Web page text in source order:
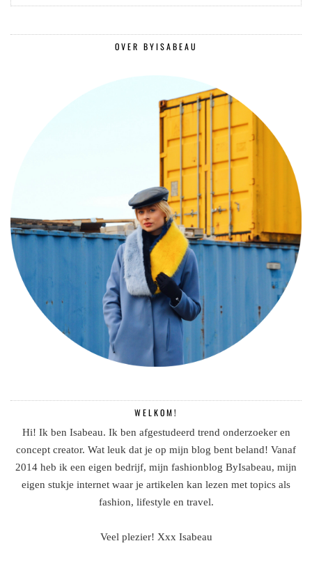
OVER BYISABEAU
WELKOM!
Hi! Ik ben Isabeau. Ik ben afgestudeerd trend onderzoeker en
concept creator. Wat leuk dat je op mijn blog bent beland! Vanaf
2014 heb ik een eigen bedrijf, mijn fashionblog ByIsabeau, mijn
eigen stukje internet waar je artikelen kan lezen met topics als
fashion, lifestyle en travel.
Veel plezier! Xxx Isabeau